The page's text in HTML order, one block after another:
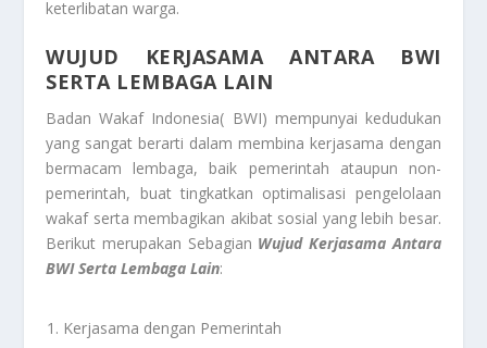
keterlibatan warga.
WUJUD KERJASAMA ANTARA BWI
SERTA LEMBAGA LAIN
Badan Wakaf Indonesia( BWI) mempunyai kedudukan
yang sangat berarti dalam membina kerjasama dengan
bermacam lembaga, baik pemerintah ataupun non-
pemerintah, buat tingkatkan optimalisasi pengelolaan
wakaf serta membagikan akibat sosial yang lebih besar.
Berikut merupakan Sebagian Wujud Kerjasama Antara
BWI Serta Lembaga Lain:
Kerjasama dengan Pemerintah